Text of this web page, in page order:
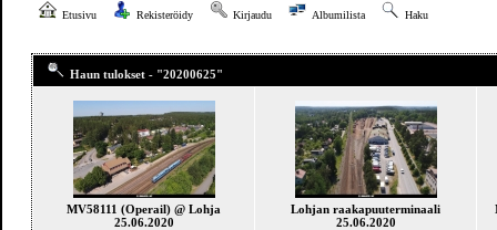
Etusivu Rekisteröidy Kirjaudu Albumilista Haku
Haun tulokset - "20200625"
MV58111 (Operail) @ Lohja
25.06.2020
Lohjan raakapuuterminaali
25.06.2020